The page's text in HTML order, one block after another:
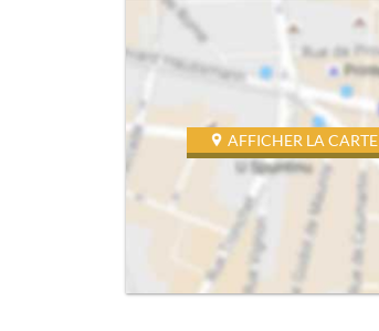
AFFICHER LA CARTE